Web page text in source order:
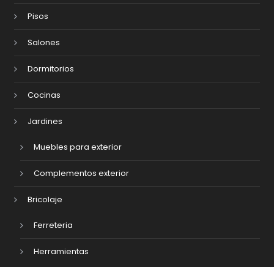
Pisos
Salones
Dormitorios
Cocinas
Jardines
Muebles para exterior
Complementos exterior
Bricolaje
Ferreteria
Herramientas